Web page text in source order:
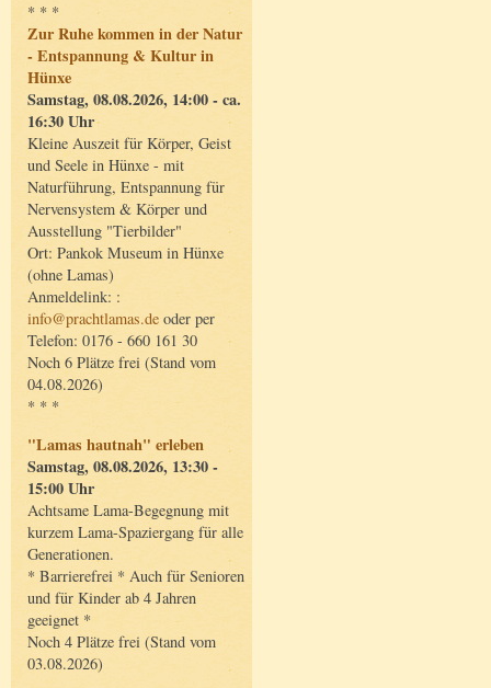
* * *
Zur Ruhe kommen in der Natur
- Entspannung & Kultur in
Hünxe
Samstag, 08.08.2026, 14:00 - ca.
16:30 Uhr
Kleine Auszeit für Körper, Geist
und Seele in Hünxe - mit
Naturführung, Entspannung für
Nervensystem & Körper und
Ausstellung "Tierbilder"
Ort: Pankok Museum in Hünxe
(ohne Lamas)
Anmeldelink: :
info@prachtlamas.de oder per
Telefon: 0176 - 660 161 30
Noch 6 Plätze frei (Stand vom
04.08.2026)
* * *
"Lamas hautnah" erleben
Samstag, 08.08.2026, 13:30 -
15:00 Uhr
Achtsame Lama-Begegnung mit
kurzem Lama-Spaziergang für alle
Generationen.
* Barrierefrei * Auch für Senioren
und für Kinder ab 4 Jahren
geeignet *
Noch 4 Plätze frei (Stand vom
03.08.2026)